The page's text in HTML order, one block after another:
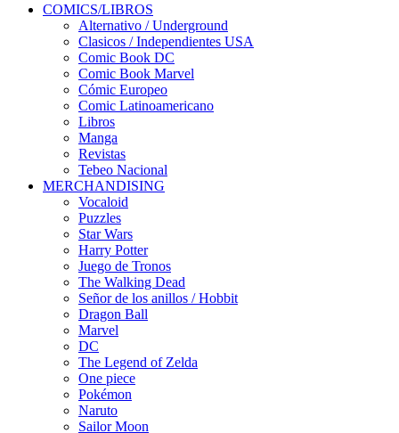
COMICS/LIBROS
Alternativo / Underground
Clasicos / Independientes USA
Comic Book DC
Comic Book Marvel
Cómic Europeo
Comic Latinoamericano
Libros
Manga
Revistas
Tebeo Nacional
MERCHANDISING
Vocaloid
Puzzles
Star Wars
Harry Potter
Juego de Tronos
The Walking Dead
Señor de los anillos / Hobbit
Dragon Ball
Marvel
DC
The Legend of Zelda
One piece
Pokémon
Naruto
Sailor Moon